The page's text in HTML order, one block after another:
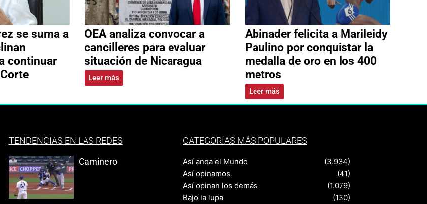
se suma a
continuar
OEA analiza convocar a
cancilleres para evaluar
situación de Nicaragua
Leer más
Abinader felicita a Marileidy
Paulino por conquistar la
medalla de oro en los 400
metros
Leer más
TENDENCIAS EN LAS REDES
Caminero
CATEGORÍAS MÁS POPULARES
Así anda el Mundo
(3.934)
Así opinamos
(41)
Así opinan los demás
(1.079)
Bajo la lupa
(130)